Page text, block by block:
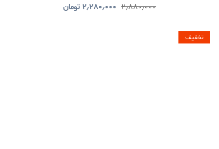
۲٫۸۸۰٫۰۰۰ ۲٫۲۸۰٫۰۰۰ تومان
تخفیف